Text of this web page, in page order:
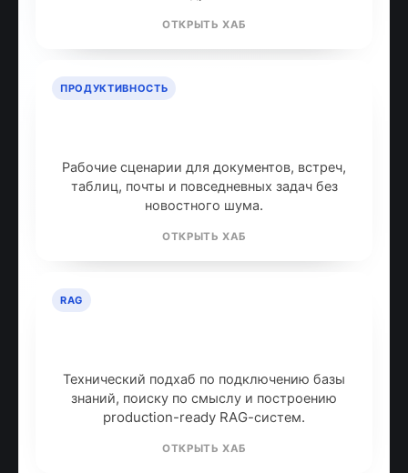
ОТКРЫТЬ ХАБ
ПРОДУКТИВНОСТЬ
Рабочие сценарии для документов, встреч,
таблиц, почты и повседневных задач без
новостного шума.
ОТКРЫТЬ ХАБ
RAG
Технический подхаб по подключению базы
знаний, поиску по смыслу и построению
production-ready RAG-систем.
ОТКРЫТЬ ХАБ